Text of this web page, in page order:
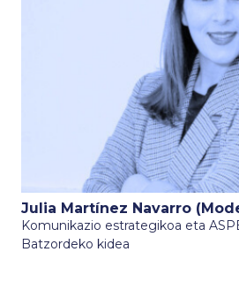
Julia Martínez Navarro
Komunikazio estrategikoa eta
Batzordeko kidea